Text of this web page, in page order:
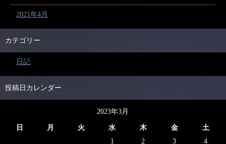
2021年4月
カテゴリー
日記
投稿日カレンダー
2023年3月
日 月 火 水 木 金
土
1
2 3 4